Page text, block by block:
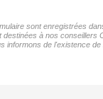
sont enregistrées
à nos
informons de l'existence